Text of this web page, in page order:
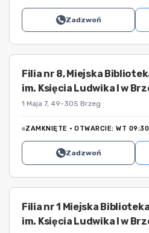
Zadzwoń
Filia nr 8, Miejska
im. Księcia Ludwika I w
1 Maja 7, 49-305 Brzeg
ZAMKNIĘTE · OTWARCIE: WT 09:30
Zadzwoń
Filia nr 1 Miejska
im. Księcia Ludwika I w